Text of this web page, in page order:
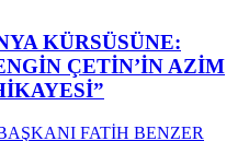
KÜRSÜSÜNE:
ÇETİN’İN AZİM